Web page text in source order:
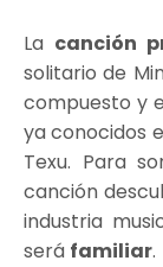
La canción
solitario de
compuesto y
ya conocidos
Texu. Para
canción
industria
será familiar.